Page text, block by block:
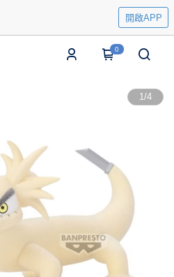
開啟APP
0
1/4